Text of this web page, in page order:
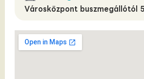
Városközpont buszmegállótól